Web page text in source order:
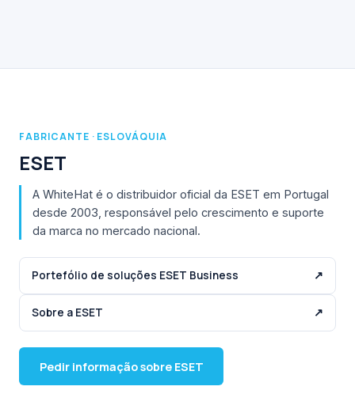
FABRICANTE · ESLOVÁQUIA
ESET
A WhiteHat é o distribuidor oficial da ESET em Portugal
desde 2003, responsável pelo crescimento e suporte
da marca no mercado nacional.
Portefólio de soluções ESET Business ↗
Sobre a ESET ↗
Pedir informação sobre ESET